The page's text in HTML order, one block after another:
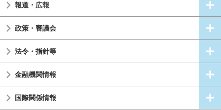
報道・広報
政策・審議会
法令・指針等
金融機関情報
国際関係情報